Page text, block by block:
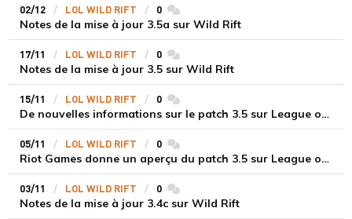
02/12 LOL WILD RIFT 0 commentaires
Notes de la mise à jour 3.5a sur Wild Rift
17/11 LOL WILD RIFT 0 commentaires
Notes de la mise à jour 3.5 sur Wild Rift
15/11 LOL WILD RIFT 0 commentaires
De nouvelles informations sur le patch 3.5 sur League of Legends Wild Rift
05/11 LOL WILD RIFT 0 commentaires
Riot Games donne un aperçu du patch 3.5 sur League of Legends Wild Rift
03/11 LOL WILD RIFT 0 commentaires
Notes de la mise à jour 3.4c sur Wild Rift